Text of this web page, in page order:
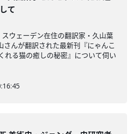
て
ウェーデン在住の翻訳家・久山葉
さんが翻訳された最新刊『にゃんこ
れる猫の癒しの秘密』について伺い